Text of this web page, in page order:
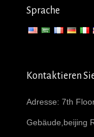
Sprache
Kontaktieren
Adresse: 7th
Gebäude,beijing